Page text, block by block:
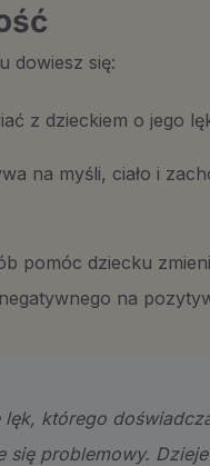
dowiesz się:
z dzieckiem o jego
na myśli, ciało i
pomóc dziecku
na
lęk, którego
się problemowy.